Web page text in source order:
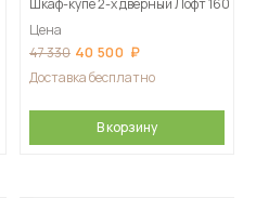
Шкаф-купе 2-х дверный Лофт 160
Цена
47 330 40 500
Доставка бесплатно
В корзину